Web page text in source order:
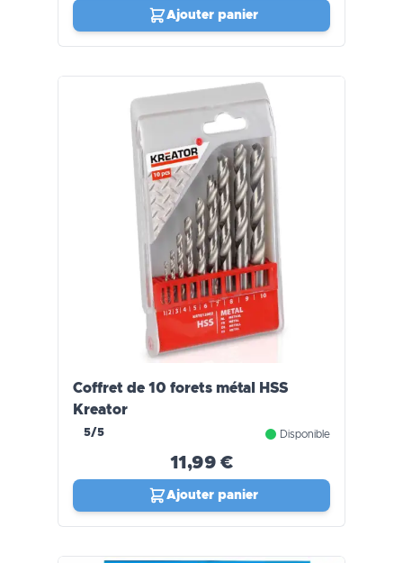
Ajouter panier
Coffret de 10 forets métal HSS
Kreator
5/5 Disponible
11,99 €
Ajouter panier